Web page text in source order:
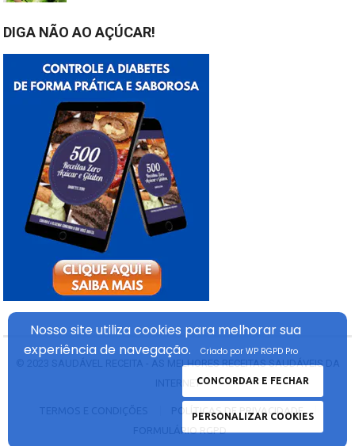
DIGA NÃO AO AÇÚCAR!
SAUDÁVEL RECEITA - AS MELHORES RECEITAS SAUDÁVEIS DA
INTERNET
FORMULÁRIO RGPD
Nosso site utiliza cookies para melhorar sua
experiênciade navegação.
CONCORDAR E FECHAR
PERSONALIZAR COOKIES
Criado por WP RGPD Pro